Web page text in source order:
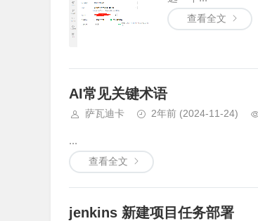
查看全文
AI常见关键术语
萨瓦迪卡 2年前 (2024-11-24)
...
查看全文
jenkins 新建项目任务部署